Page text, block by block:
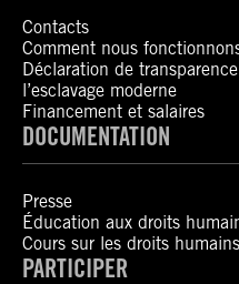
Contacts
Comment nous
Déclaration de
l’esclavage moderne
Financement et salaires
DOCUMENTATION
Presse
Éducation aux droits
Cours sur les droits humains
PARTICIPER